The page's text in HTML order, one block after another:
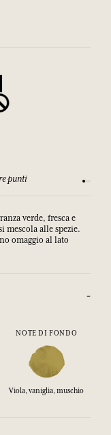
punti
verde, fresca e
mescola alle spezie.
omaggio al lato
NOTE DI FONDO
Viola, vaniglia, muschio